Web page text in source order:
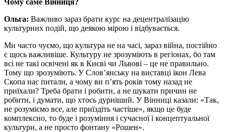
Ольга: Важливо зараз брати курс на децентралізацію
культурних подій, що деякою мірою і відбувається.
Ми часто чуємо, що культура не на часі, зараз війна, постійно
є щось важливіше. Культуру не зрозуміють в регіонах, бо там
всі не такі освічені як в Києві чи Львові – це не правильно.
Тому що зрозуміють. У Слов’янську на виставці ікон Лева
Скопа нас питали, а чому ви п’ять років тому назад не
приїхали? Треба брати і робити, а не шукати причин не
робити, і думати, що хтось дурніший. У Вінниці казали: «Так,
не розуміємо все, але приїздіть частіше», якщо це буде
комплексно, то буде і розуміння і сучасної і концептуальної
культури, а не просто фонтану «Рошен».